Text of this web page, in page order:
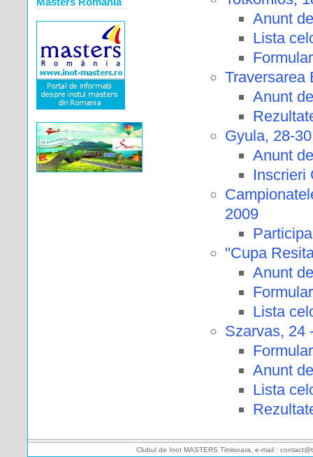
Anunt
Lista
Traversarea
Anunt
Gyula, 28-
Anunt
Inscrieri
2009
"Cupa
Anunt
Lista
Szarvas, 24
Anunt
Lista
Clubul de Inot MASTERS Timisoara, e-mail :